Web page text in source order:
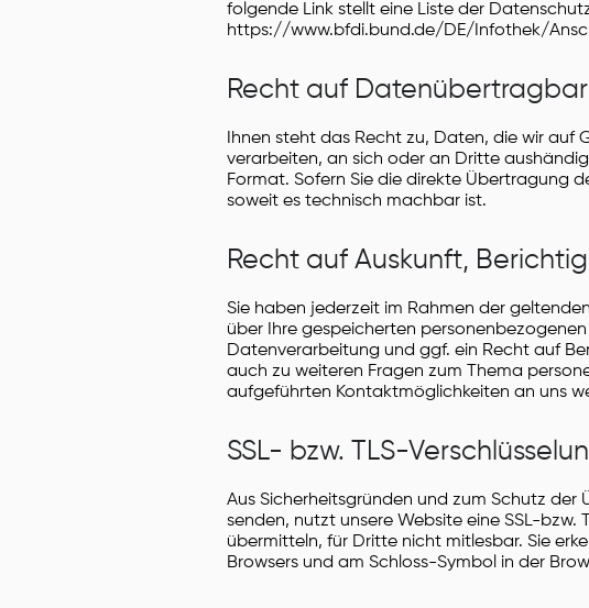
folgende Link stellt eine Liste der
https://www.bfdi.bund.de/DE/Infothek/
Recht auf
Ihnen steht das Recht zu, Daten, die wir auf
verarbeiten, an sich oder an Dritte
Format. Sofern Sie die direkte Übertragung
soweit es technisch machbar ist.
Recht auf Auskunft,
Sie haben jederzeit im Rahmen der
über Ihre gespeicherten
Datenverarbeitung und ggf. ein Recht auf
auch zu weiteren Fragen zum Thema
aufgeführten Kontaktmöglichkeiten an uns
SSL- bzw. TLS-
Aus Sicherheitsgründen und zum Schutz
senden, nutzt unsere Website eine SSL-bzw.
übermitteln, für Dritte nicht mitlesbar. Sie
Browsers und am Schloss-Symbol in der